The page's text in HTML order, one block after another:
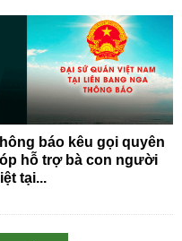
báo kêu gọi quyên
hỗ trợ bà con người
tại...